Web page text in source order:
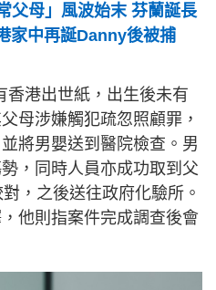
父母」風波始末 芬蘭誕長
家中再誕Danny後被捕
香港出世紙，出生後未有
母涉嫌觸犯疏忽照顧罪，
將男嬰送到醫院檢查。男
，同時人員亦成功取到父
，之後送往政府化驗所。
他則指案件完成調查後會